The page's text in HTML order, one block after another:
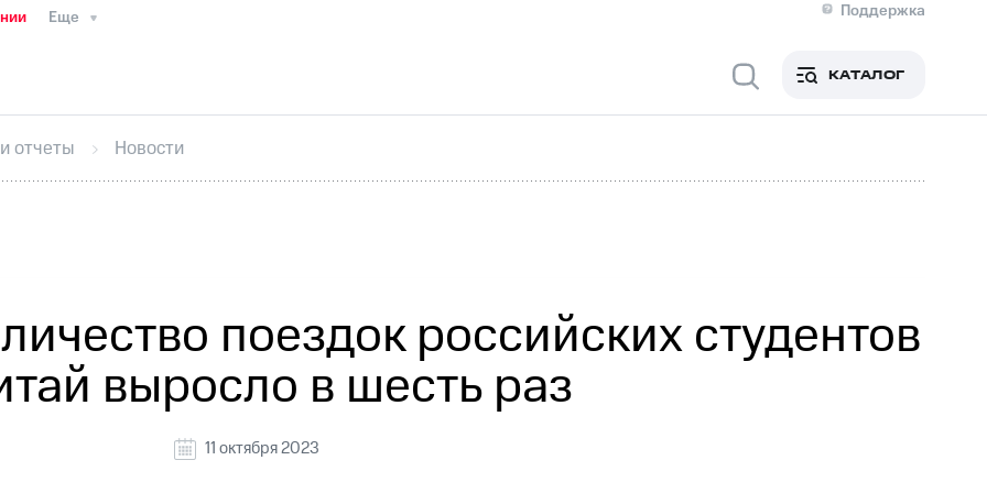
Еще
Поддержка
Медиа-центр
ИнтервьюФинансовая отчетностьКонтактыНовости в регионе
секретарьРаскрытие информации
кабинет акционераАкционерный капиталКонтроль и аудитРынок акций
КАТАЛОГ
отчеты Новости
поездок российских студентов
выросло в шесть раз
11 октября 2023